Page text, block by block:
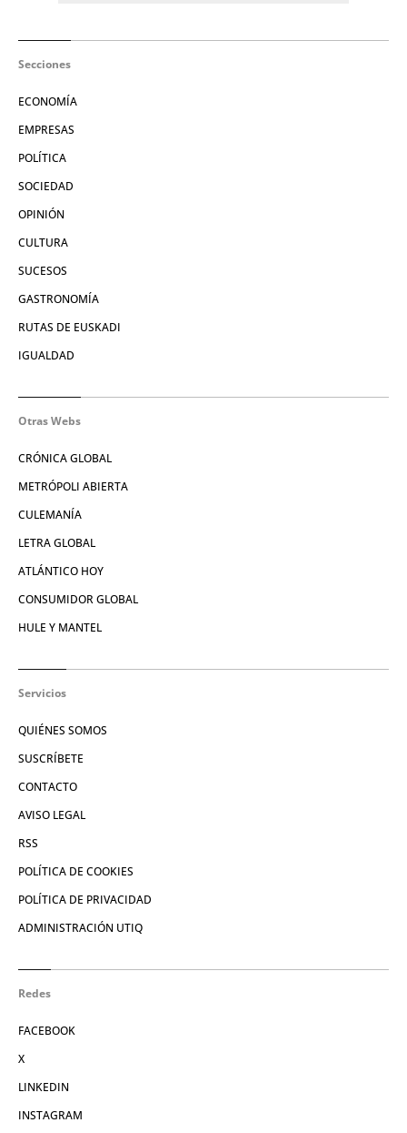
Secciones
ECONOMÍA
EMPRESAS
POLÍTICA
SOCIEDAD
OPINIÓN
CULTURA
SUCESOS
GASTRONOMÍA
RUTAS DE EUSKADI
IGUALDAD
Otras Webs
CRÓNICA GLOBAL
METRÓPOLI ABIERTA
CULEMANÍA
LETRA GLOBAL
ATLÁNTICO HOY
CONSUMIDOR GLOBAL
HULE Y MANTEL
Servicios
QUIÉNES SOMOS
SUSCRÍBETE
CONTACTO
AVISO LEGAL
RSS
POLÍTICA DE COOKIES
POLÍTICA DE PRIVACIDAD
ADMINISTRACIÓN UTIQ
Redes
FACEBOOK
X
LINKEDIN
INSTAGRAM